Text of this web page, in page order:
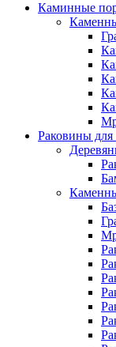
Каминные
Раковины для